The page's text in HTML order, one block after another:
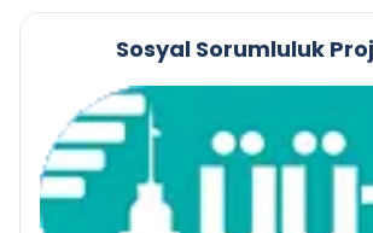
Sosyal Sorumluluk